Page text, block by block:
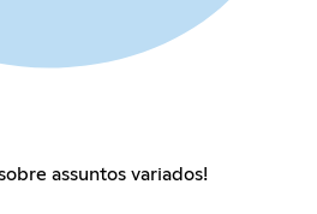
assuntos variados!